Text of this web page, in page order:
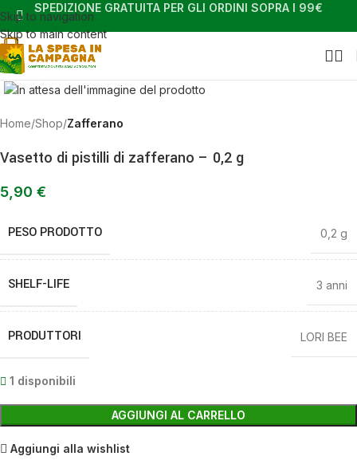
Skip to navigation
Skip to main content
SPEDIZIONE GRATUITA PER GLI ORDINI SOPRA I 99€
Clicca per ingrandire
Home Shop Zafferano
Vasetto di pistilli di zafferano – 0,2 g
5,90 €
PESO PRODOTTO 0,2 g
SHELF-LIFE 3 anni
PRODUTTORI LORI BEE
1 disponibili
AGGIUNGI AL CARRELLO
Aggiungi alla wishlist